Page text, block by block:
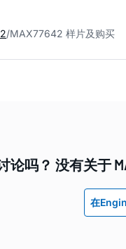
MAX77642 样片及购买
论吗？ 没有关于
在